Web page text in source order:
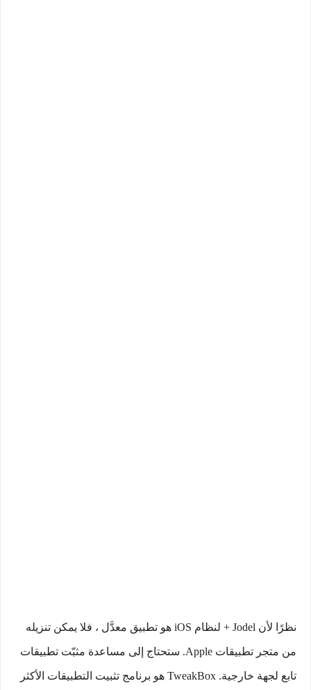
نظرًا لأن Jodel + لنظام iOS هو تطبيق معدَّل ، فلا يمكن تنزيله
من متجر تطبيقات Apple. ستحتاج إلى مساعدة مثبّت تطبيقات
تابع لجهة خارجية. TweakBox هو برنامج تثبيت التطبيقات الأكثر